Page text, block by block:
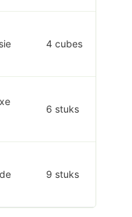
4 cubes
6 stuks
9 stuks